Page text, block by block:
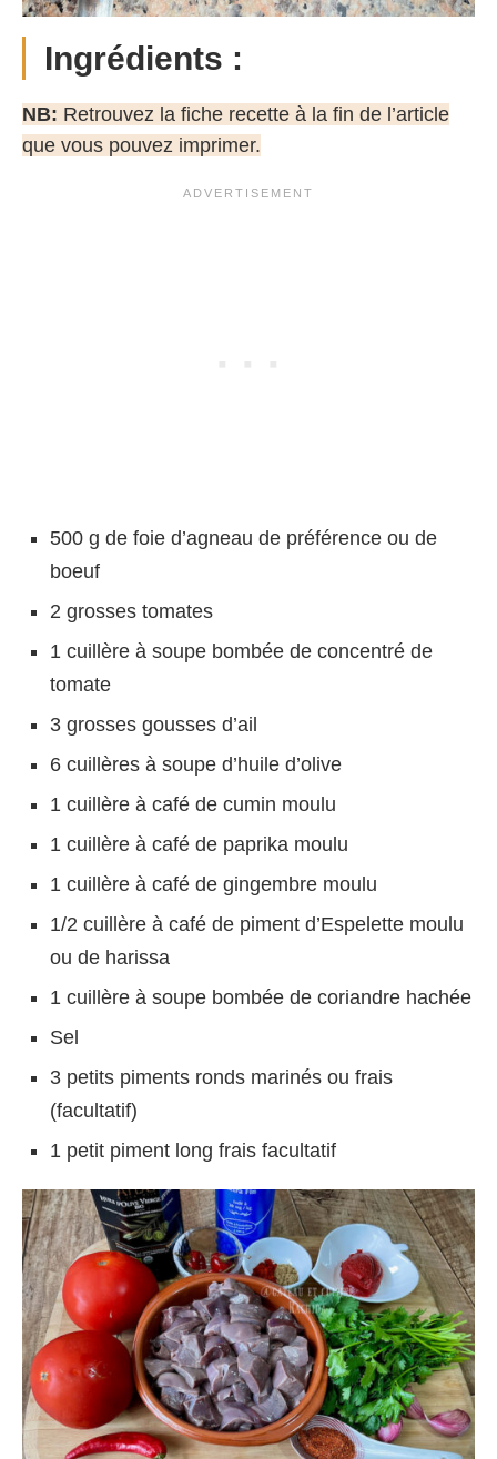
Ingrédients :
NB: Retrouvez la fiche recette à la fin de l’article
que vous pouvez imprimer.
500 g de foie d’agneau de préférence ou de
boeuf
2 grosses tomates
1 cuillère à soupe bombée de concentré de
tomate
3 grosses gousses d’ail
6 cuillères à soupe d’huile d’olive
1 cuillère à café de cumin moulu
1 cuillère à café de paprika moulu
1 cuillère à café de gingembre moulu
1/2 cuillère à café de piment d’Espelette moulu
ou de harissa
1 cuillère à soupe bombée de coriandre hachée
Sel
3 petits piments ronds marinés ou frais
(facultatif)
1 petit piment long frais facultatif